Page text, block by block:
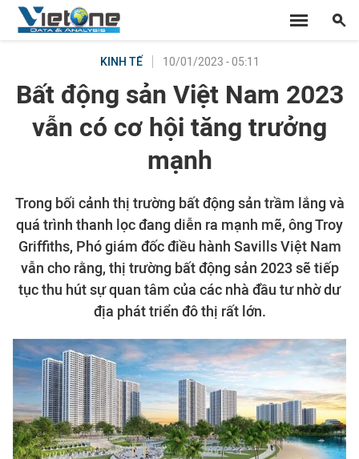
KINH TẾ 10/01/2023 - 05:11
Bất động sản Việt Nam 2023
vẫn có cơ hội tăng trưởng
mạnh
Trong bối cảnh thị trường bất động sản trầm lắng và
quá trình thanh lọc đang diễn ra mạnh mẽ, ông Troy
Griffiths, Phó giám đốc điều hành Savills Việt Nam
vẫn cho rằng, thị trường bất động sản 2023 sẽ tiếp
tục thu hút sự quan tâm của các nhà đầu tư nhờ dư
địa phát triển đô thị rất lớn.